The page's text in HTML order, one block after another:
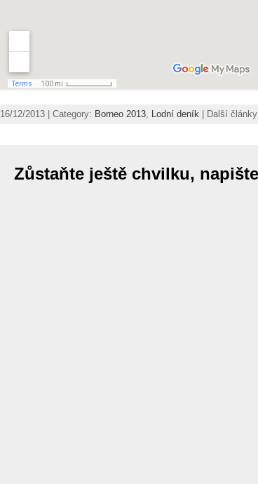
16/12/2013 | Category: Borneo 2013 Lodní deník | Další
Zůstaňte ještě chvilku,